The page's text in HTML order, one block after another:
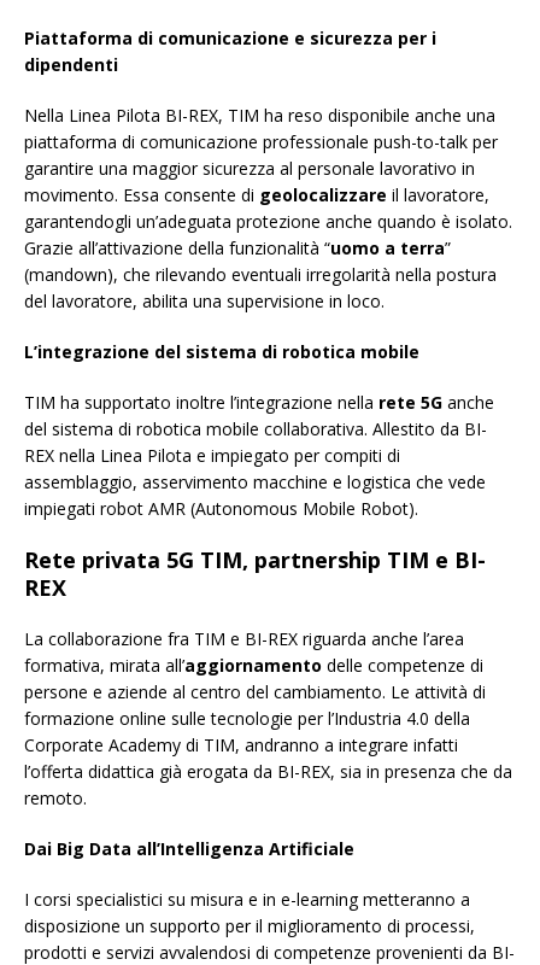
Piattaforma di comunicazione e sicurezza per i
dipendenti
Nella Linea Pilota BI-REX, TIM ha reso disponibile anche una
piattaforma di comunicazione professionale push-to-talk per
garantire una maggior sicurezza al personale lavorativo in
movimento. Essa consente di geolocalizzare il lavoratore,
garantendogli un’adeguata protezione anche quando è isolato.
Grazie all’attivazione della funzionalità “uomo a terra”
(mandown), che rilevando eventuali irregolarità nella postura
del lavoratore, abilita una supervisione in loco.
L’integrazione del sistema di robotica mobile
TIM ha supportato inoltre l’integrazione nella rete 5G anche
del sistema di robotica mobile collaborativa. Allestito da BI-
REX nella Linea Pilota e impiegato per compiti di
assemblaggio, asservimento macchine e logistica che vede
impiegati robot AMR (Autonomous Mobile Robot).
Rete privata 5G TIM, partnership TIM e BI-
REX
La collaborazione fra TIM e BI-REX riguarda anche l’area
formativa, mirata all’aggiornamento delle competenze di
persone e aziende al centro del cambiamento. Le attività di
formazione online sulle tecnologie per l’Industria 4.0 della
Corporate Academy di TIM, andranno a integrare infatti
l’offerta didattica già erogata da BI-REX, sia in presenza che da
remoto.
Dai Big Data all’Intelligenza Artificiale
I corsi specialistici su misura e in e-learning metteranno a
disposizione un supporto per il miglioramento di processi,
prodotti e servizi avvalendosi di competenze provenienti da BI-